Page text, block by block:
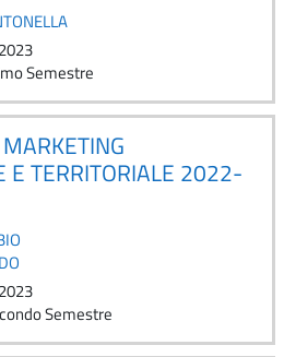
Semestre
E TERRITORIALE 2022-
Semestre